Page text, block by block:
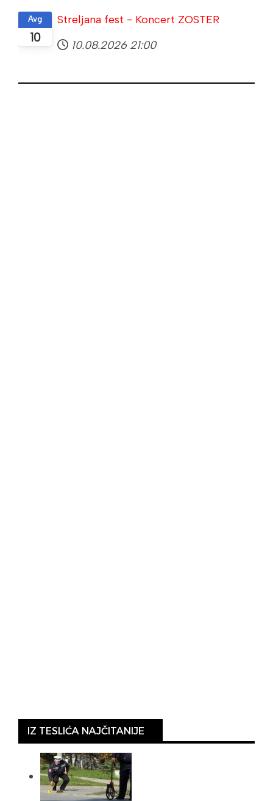
10
Avg
Streljana fest - Koncert ZOSTER
10.08.2026 21:00
IZ TESLIĆA NAJČITANIJE